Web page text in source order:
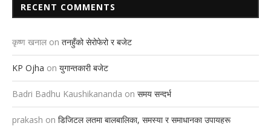
RECENT COMMENTS
कृष्ण खनाल on तनहुँको सेरोफेरो र बजेट
KP Ojha on युगान्तकारी बजेट
Badri Badhu Kaushikananda on समय सन्दर्भ
prakash on डिजिटल लतमा बालबालिका, समस्या र समाधानका उपायहरू